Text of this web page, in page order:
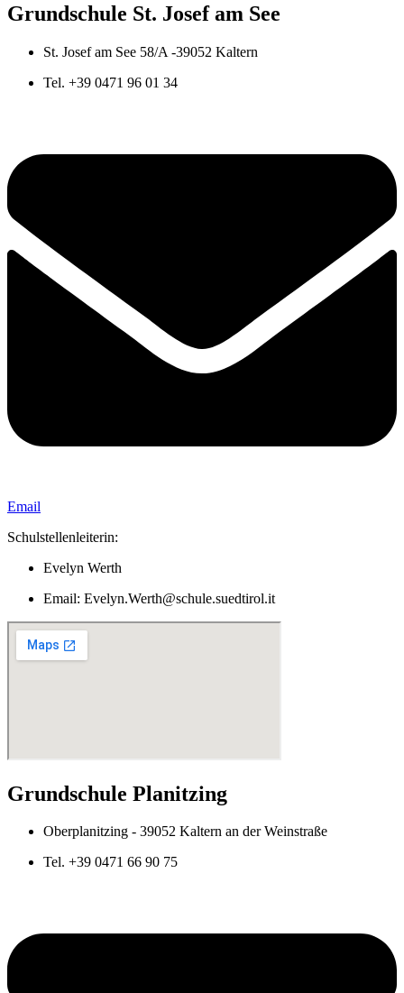
Grundschule St. Josef am See
St. Josef am See 58/A -39052 Kaltern
Tel. +39 0471 96 01 34
Email
Schulstellenleiterin:
Evelyn Werth
Email: Evelyn.Werth@schule.suedtirol.it
Grundschule Planitzing
Oberplanitzing - 39052 Kaltern an der Weinstraße
Tel. +39 0471 66 90 75